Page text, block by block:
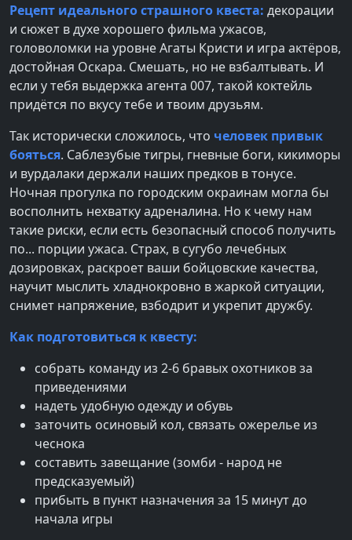
Рецепт идеального страшного квеста: декорации
и сюжет в духе хорошего фильма ужасов,
головоломки на уровне Агаты Кристи и игра актёров,
достойная Оскара. Смешать, но не взбалтывать. И
если у тебя выдержка агента 007, такой коктейль
придётся по вкусу тебе и твоим друзьям.
Так исторически сложилось, что человек привык
бояться. Саблезубые тигры, гневные боги, кикиморы
и вурдалаки держали наших предков в тонусе.
Ночная прогулка по городским окраинам могла бы
восполнить нехватку адреналина. Но к чему нам
такие риски, если есть безопасный способ получить
по... порции ужаса. Страх, в сугубо лечебных
дозировках, раскроет ваши бойцовские качества,
научит мыслить хладнокровно в жаркой ситуации,
снимет напряжение, взбодрит и укрепит дружбу.
Как подготовиться к квесту:
собрать команду из 2-6 бравых охотников за
приведениями
надеть удобную одежду и обувь
заточить осиновый кол, связать ожерелье из
чеснока
составить завещание (зомби - народ не
предсказуемый)
прибыть в пункт назначения за 15 минут до
начала игры